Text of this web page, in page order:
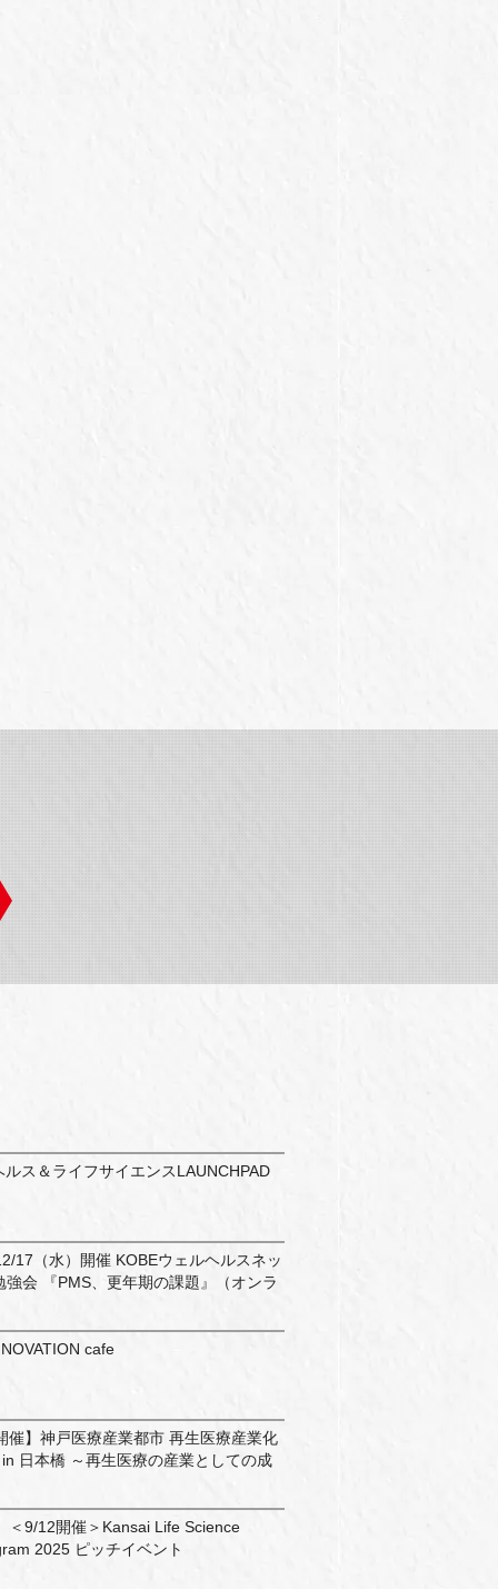
ス＆ライフサイエンスLAUNCHPAD
17（水）開催 KOBEウェルヘルスネッ
強会 『PMS、更年期の課題』（オンラ
cafe
催】神戸医療産業都市 再生医療産業化
日本橋 ～再生医療の産業としての成
＜9/12開催＞Kansai Life Science
2025 ピッチイベント